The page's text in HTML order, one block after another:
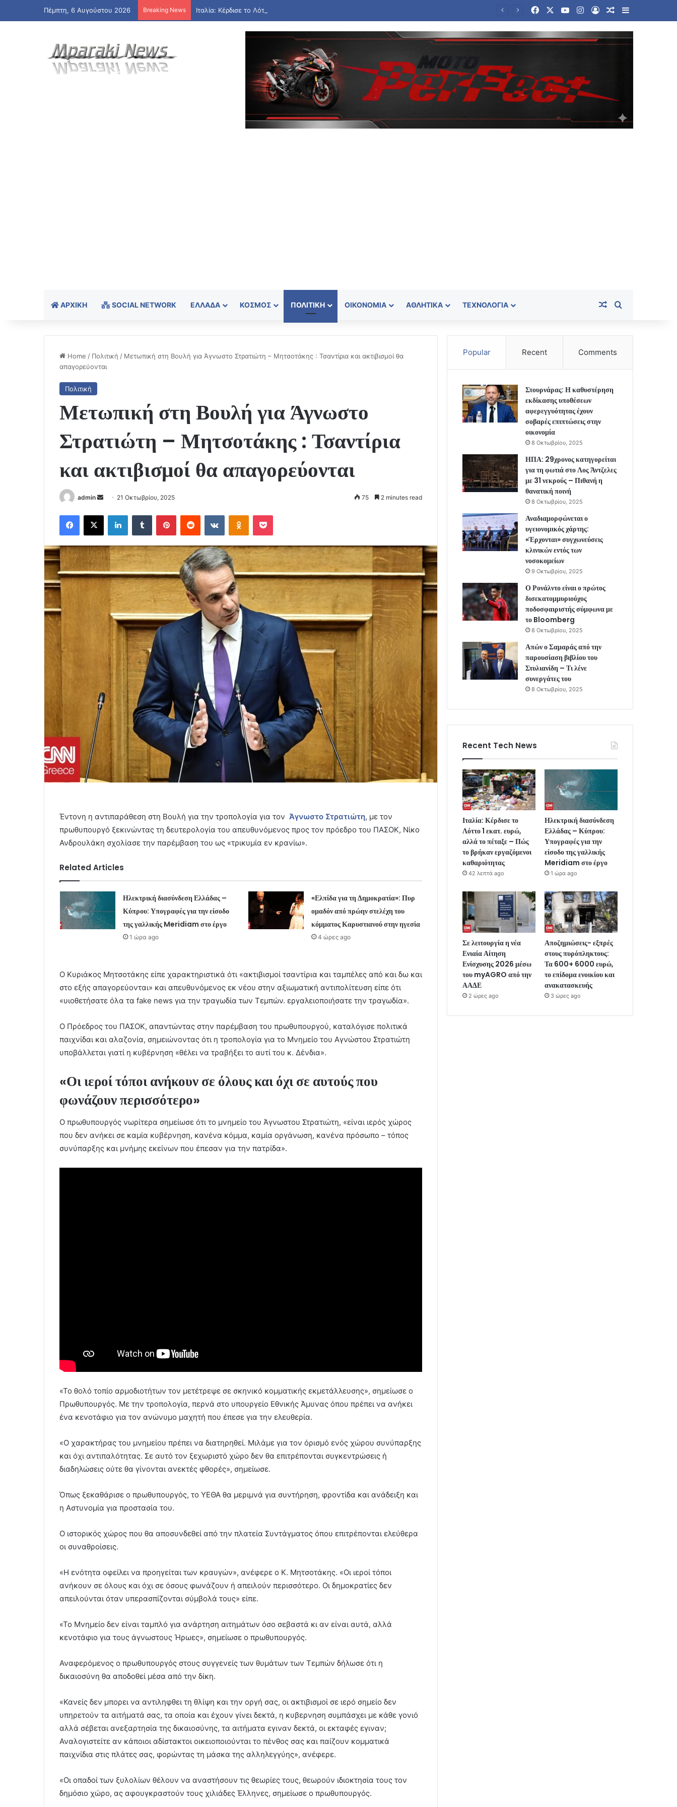
Πέμπτη, 6 Αυγούστου 2026 Breaking News FacebookYouTubeInstagram
Log InRandom Article
Sidebar
ΑΡΧΙΚΉ SOCIAL NETWORK ΕΛΛΆΔΑ ΚΌΣΜΟΣ ΠΟΛΙΤΙΚΉ ΟΙΚΟΝΟΜΊΑ ΑΘΛΗΤΙΚΆ ΤΕΧΝΟΛΟΓΊΑ Random Article
Home / Πολιτική / Μετωπική στη Βουλή για Άγνωστο Στρατιώτη – Μητσοτάκης : Τσαντίρια και ακτιβισμοί θα
απαγορεύονται
Πολιτική
Μετωπική στη Βουλή για Άγνωστο
Στρατιώτη – Μητσοτάκης : Τσαντίρια
και ακτιβισμοί θα απαγορεύονται
admin
Send
email
21 Οκτωβρίου, 2025 75 2 minutes read
Facebook
X LinkedInTumblr PinterestReddit VKontakteOdnoklassniki
Pocket
Έντονη η αντιπαράθεση στη Βουλή για την τροπολογία για τον Άγνωστο Στρατιώτη, με τον
πρωθυπουργό ξεκινώντας τη δευτερολογία του απευθυνόμενος προς τον πρόεδρο του ΠΑΣΟΚ, Νίκο
Ανδρουλάκη σχολίασε την παρέμβαση του ως «τρικυμία εν κρανίω».
Related Articles
Ηλεκτρική διασύνδεση Ελλάδας –
Κύπρου: Υπογραφές για την είσοδο
της γαλλικής Meridiam στο έργο
1 ώρα ago
«Ελπίδα για τη Δημοκρατία»: Πυρ
ομαδόν από πρώην στελέχη του
κόμματος Καρυστιανού στην ηγεσία
4 ώρες ago
Ο Κυριάκος Μητσοτάκης είπε χαρακτηριστικά ότι «ακτιβισμοί τσαντίρια και ταμπέλες από και δω και
στο εξής απαγορεύονται» και απευθυνόμενος εκ νέου στην αξιωματική αντιπολίτευση είπε ότι
«υιοθετήσατε όλα τα fake news για την τραγωδία των Τεμπών. εργαλειοποιήσατε την τραγωδία».
Ο Πρόεδρος του ΠΑΣΟΚ, απαντώντας στην παρέμβαση του πρωθυπουργού, καταλόγισε πολιτικά
παιχνίδαι και αλαζονία, σημειώνοντας ότι η τροπολογία για το Μνημείο του Αγνώστου Στρατιώτη
υποβάλλεται γιατί η κυβέρνηση «θέλει να τραβήξει το αυτί του κ. Δένδια».
«Οι ιεροί τόποι ανήκουν σε όλους και όχι σε αυτούς που
φωνάζουν περισσότερο»
Ο πρωθυπουργός νωρίτερα σημείωσε ότι το μνημείο του Άγνωστου Στρατιώτη, «είναι ιερός χώρος
που δεν ανήκει σε καμία κυβέρνηση, κανένα κόμμα, καμία οργάνωση, κανένα πρόσωπο – τόπος
συνύπαρξης και μνήμης εκείνων που έπεσαν για την πατρίδα».
«Το θολό τοπίο αρμοδιοτήτων τον μετέτρεψε σε σκηνικό κομματικής εκμετάλλευσης», σημείωσε ο
Πρωθυπουργός. Με την τροπολογία, περνά στο υπουργείο Εθνικής Άμυνας όπου πρέπει να ανήκει
ένα κενοτάφιο για τον ανώνυμο μαχητή που έπεσε για την ελευθερία.
«Ο χαρακτήρας του μνημείου πρέπει να διατηρηθεί. Μιλάμε για τον όρισμό ενός χώρου συνύπαρξης
και όχι αντιπαλότητας. Σε αυτό τον ξεχωριστό χώρο δεν θα επιτρέπονται συγκεντρώσεις ή
διαδηλώσεις ούτε θα γίνονται ανεκτές φθορές», σημείωσε.
Όπως ξεκαθάρισε ο πρωθυπουργός, το ΥΕΘΑ θα μεριμνά για συντήρηση, φροντίδα και ανάδειξη και
η Αστυνομία για προστασία του.
Ο ιστορικός χώρος που θα αποσυνδεθεί από την πλατεία Συντάγματος όπου επιτρέπονται ελεύθερα
οι συναθροίσεις.
«Η ενότητα οφείλει να προηγείται των κραυγών», ανέφερε ο Κ. Μητσοτάκης. «Οι ιεροί τόποι
ανήκουν σε όλους και όχι σε όσους φωνάζουν ή απειλούν περισσότερο. Οι δημοκρατίες δεν
απειλούνται όταν υπερασπίζονται σύμβολά τους» είπε.
«Το Μνημείο δεν είναι ταμπλό για ανάρτηση αιτημάτων όσο σεβαστά κι αν είναι αυτά, αλλά
κενοτάφιο για τους άγνωστους Ήρωες», σημείωσε ο πρωθυπουργός.
Αναφερόμενος ο πρωθυπουργός στους συγγενείς των θυμάτων των Τεμπών δήλωσε ότι η
δικαιοσύνη θα αποδοθεί μέσα από την δίκη.
«Κανείς δεν μπορει να αντιληφθει τη θλίψη και την οργή σας, οι ακτιβισμοί σε ιερό σημείο δεν
υπηρετούν τα αιτήματά σας, τα οποία και έχουν γίνει δεκτά, η κυβερνηση συμπάσχει με κάθε γονιό
αλλά σέβεται ανεξαρτησία της δικαιοσύνης, τα αιτήματα εγιναν δεκτά, οι εκταφές εγιναν;
Αναλογιστείτε αν κάποιοι αδίστακτοι οικειοποιούνται το πένθος σας και παίζουν κομματικά
παιχνίδια στις πλάτες σας, φορώντας τη μάσκα της αλληλεγγύης», ανέφερε.
«Οι οπαδοί των ξυλολίων θέλουν να αναστήσουν τις θεωρίες τους, θεωρούν ιδιοκτησία τους τον
δημόσιο χώρο, ας αφουγκραστούν τους χιλιάδες Έλληνες, σημείωσε ο πρωθυπουργός.
Popular Recent Comments
Στουρνάρας: Η καθυστέρηση
εκδίκασης υποθέσεων
αφερεγγυότητας έχουν
σοβαρές επιπτώσεις στην
οικονομία
8 Οκτωβρίου, 2025
ΗΠΑ: 29χρονος κατηγορείται
για τη φωτιά στο Λος Άντζελες
με 31 νεκρούς – Πιθανή η
θανατική ποινή
8 Οκτωβρίου, 2025
Αναδιαμορφώνεται ο
υγειονομικός χάρτης:
«Έρχονται» συγχωνεύσεις
κλινικών εντός των
νοσοκομείων
9 Οκτωβρίου, 2025
Ο Ρονάλντο είναι ο πρώτος
δισεκατομμυριούχος
ποδοσφαιριστής σύμφωνα με
το Bloomberg
8 Οκτωβρίου, 2025
Απών ο Σαμαράς από την
παρουσίαση βιβλίου του
Στυλιανίδη – Τι λένε
συνεργάτες του
8 Οκτωβρίου, 2025
Recent Tech News
Ιταλία: Κέρδισε το
Λόττο 1 εκατ. ευρώ,
αλλά το πέταξε – Πώς
το βρήκαν εργαζόμενοι
καθαριότητας
42 λεπτά ago
Ηλεκτρική διασύνδεση
Ελλάδας – Κύπρου:
Υπογραφές για την
είσοδο της γαλλικής
Meridiam στο έργο
1 ώρα ago
Σε λειτουργία η νέα
Ενιαία Αίτηση
Ενίσχυσης 2026 μέσω
του myAGRO από την
ΑΑΔΕ
2 ώρες ago
Αποζημιώσεις- εξπρές
στους πυρόπληκτους:
Τα 600+ 6000 ευρώ,
το επίδομα ενοικίου και
ανακατασκευής
3 ώρες ago